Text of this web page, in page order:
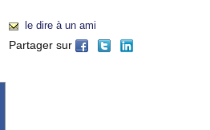
le dire à un ami
Partager sur